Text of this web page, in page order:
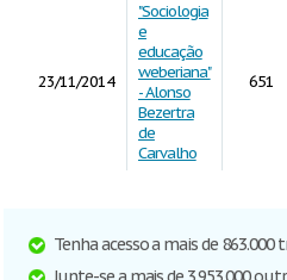
23/11/2014
"Sociologia
e
educação
weberiana"
- Alonso
Bezertra
de
Carvalho
651
Tenha acesso a mais de